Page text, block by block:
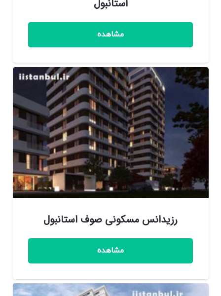
استانبول
مشاهده
رزیدانس مسکونی صوف استانبول
مشاهده